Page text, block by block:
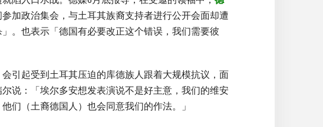
加政治集会，与土耳其族裔支持者进行公开会面却遭
。也表示「德国有必要改正这个错误，我们需要彼
引起受到土耳其压迫的库德族人跟着大规模抗议，面
说：「埃尔多安想发表演说不是好主意，我们的维安
们（土裔德国人）也会同意我们的作法。」